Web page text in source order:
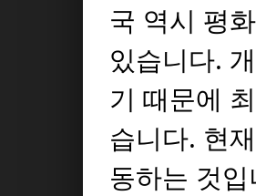
국 역시 평
있습니다.
기 때문에
습니다. 현
동하는 것